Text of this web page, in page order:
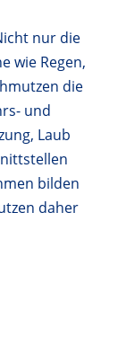
nur die
wie Regen,
die
und
Laub
bilden
daher